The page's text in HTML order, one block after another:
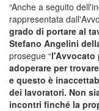
“Anche a seguito
rappresentata
grado di portare al
Stefano Angelini
prosegue “l'Avvocato
adoperare per
e questo è
dei lavoratori. Non
incontri finché la